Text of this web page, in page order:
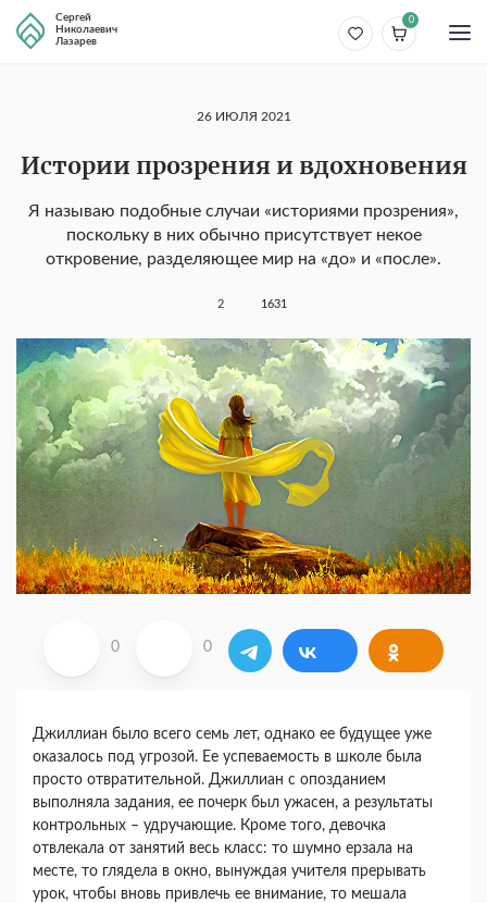
Сергей
Николаевич
Лазарев
0
26 ИЮЛЯ 2021
Истории прозрения и вдохновения
Я называю подобные случаи «историями прозрения»,
поскольку в них обычно присутствует некое
откровение, разделяющее мир на «до» и «после».
2 1631
0 0
Джиллиан было всего семь лет, однако ее будущее уже
оказалось под угрозой. Ее успеваемость в школе была
просто отвратительной. Джиллиан с опозданием
выполняла задания, ее почерк был ужасен, а результаты
контрольных – удручающие. Кроме того, девочка
отвлекала от занятий весь класс: то шумно ерзала на
месте, то глядела в окно, вынуждая учителя прерывать
урок, чтобы вновь привлечь ее внимание, то мешала